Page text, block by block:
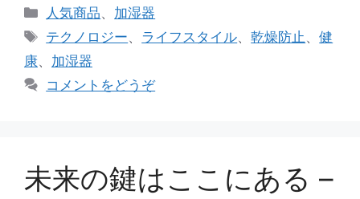
カ
テ
リ
ー
人気商品、 加湿器
タ
グ
テクノロジー、 ライフスタイル、乾燥防止 、健
康、 加湿器
コメントをどうぞ
未来の鍵はここにある –